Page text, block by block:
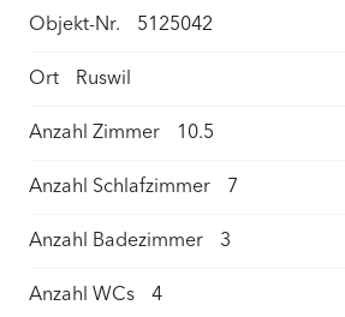
Objekt-Nr. 5125042
Ort Ruswil
Anzahl Zimmer 10.5
Anzahl Schlafzimmer 7
Anzahl Badezimmer 3
Anzahl WCs 4